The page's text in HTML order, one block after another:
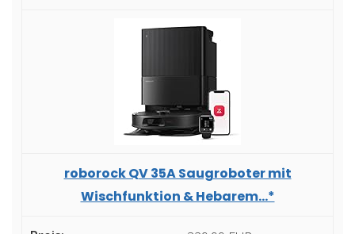
roborock QV 35A Saugroboter mit
Wischfunktion & Hebarem...*